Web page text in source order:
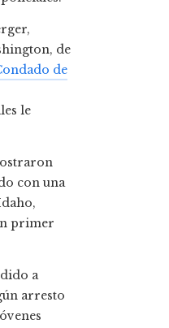
de
de
le
con una
primer
a
arresto